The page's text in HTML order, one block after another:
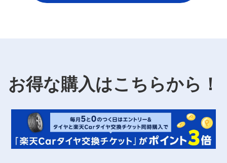
お得な購入はこちらから！